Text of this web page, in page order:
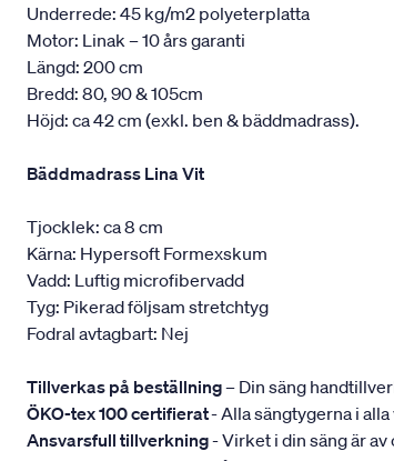
Underrede: 45 kg/m2 polyeterplatta
Motor: Linak – 10 års garanti
Längd: 200 cm
Bredd: 80, 90 & 105cm
Höjd: ca 42 cm (exkl. ben & bäddmadrass).
Bäddmadrass Lina Vit
Tjocklek: ca 8 cm
Kärna: Hypersoft Formexskum
Vadd: Luftig microfibervadd
Tyg: Pikerad följsam stretchtyg
Fodral avtagbart: Nej
Tillverkas på beställning– Din säng
ÖKO-tex 100 certifierat- Alla sängtygerna i
Ansvarsfull tillverkning- Virket i din säng är